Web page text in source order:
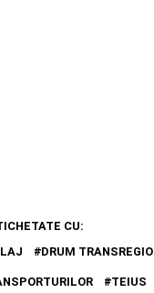
CU:
DRUM TRANSREGIO
TEIUS